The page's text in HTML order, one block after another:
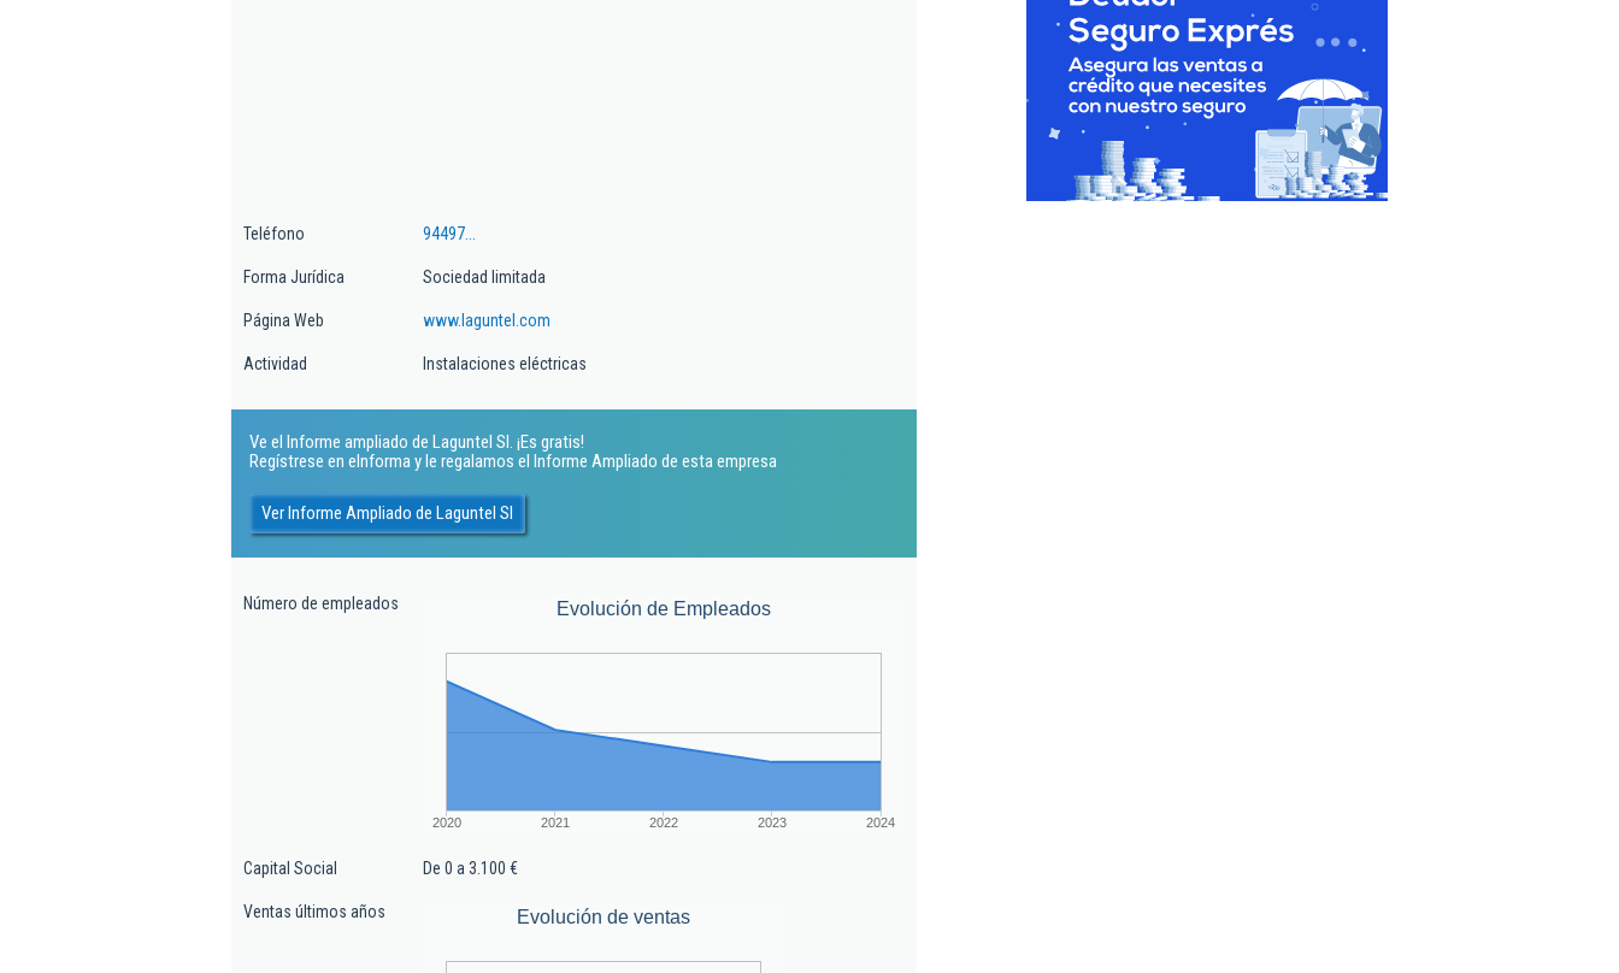
Teléfono 94497...
Forma Jurídica Sociedad limitada
Página Web www.laguntel.com
Actividad Instalaciones eléctricas
Ve el Informe ampliado de Laguntel Sl. ¡Es gratis!
Regístrese en eInforma y le regalamos el Informe Ampliado de esta empresa
Ver Informe Ampliado de Laguntel Sl
Número de empleados Evolución de Empleados
2020 2021 2022 2023 2024
Capital Social De 0 a 3.100 €
Ventas últimos años Evolución de ventas